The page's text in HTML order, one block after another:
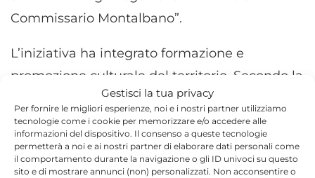
Gestisci la tua privacy
Per fornire le migliori esperienze, noi e i nostri partner utilizziamo
tecnologie come i cookie per memorizzare e/o accedere alle
informazioni del dispositivo. Il consenso a queste tecnologie
permetterà a noi e ai nostri partner di elaborare dati personali come
il comportamento durante la navigazione o gli ID univoci su questo
sito e di mostrare annunci (non) personalizzati. Non acconsentire o
Commissario Montalbano”.
L’iniziativa ha integrato formazione e
promozione culturale del territorio. Secondo la
dirigenza scolastica, l’evento ha confermato la
sinergia tra indirizzi formativi e rete
territoriale, coinvolgendo anche settori
alberghieri ed enogastronomici dell’istituto.